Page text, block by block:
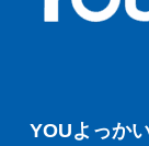
YOUよっか